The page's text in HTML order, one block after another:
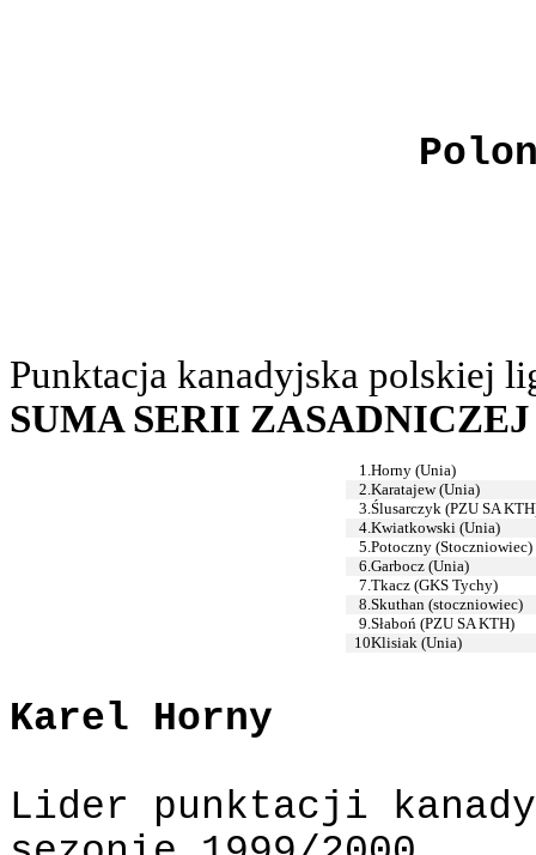
Punktacja kanadyjska polskiej
SUMA SERII
1.Horny (Unia)
2.Karatajew (Unia)
3.Ślusarczyk (PZU SA
4.Kwiatkowski (Unia)
5.Potoczny (Stoczniowiec)
6.Garbocz (Unia)
7.Tkacz (GKS Tychy)
8.Skuthan (stoczniowiec)
9.Słaboń (PZU SA KTH)
10Klisiak (Unia)
Karel Horny
Lider punktacji